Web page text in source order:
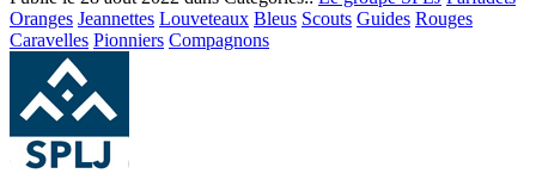
Oranges Jeannettes Louveteaux Bleus Scouts Guides Rouges
Caravelles Pionniers Compagnons